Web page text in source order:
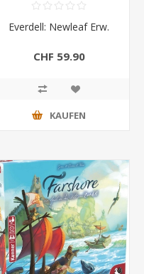
Everdell: Newleaf Erw.
CHF 59.90
KAUFEN